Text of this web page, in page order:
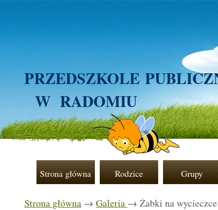
PRZEDSZKOLE
W RADOMIU
Strona główna Rodzice Grupy
Strona główna → Galeria → Żabki na